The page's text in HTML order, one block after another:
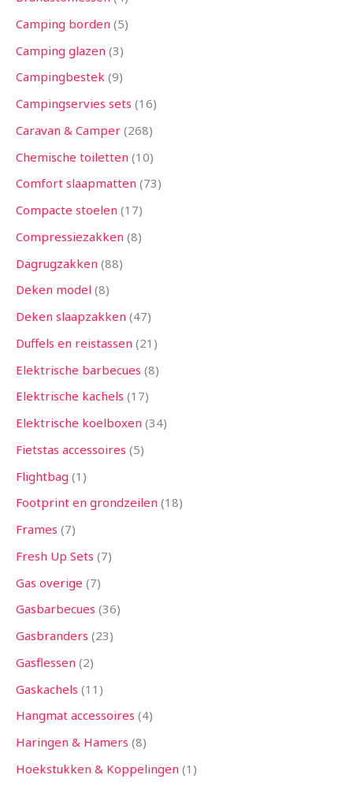
Camping borden 5
Camping glazen 3
Campingbestek 9
Campingservies sets 16
Caravan & Camper 268
Chemische toiletten 10
Comfort slaapmatten 73
Compacte stoelen 17
Compressiezakken 8
Dagrugzakken 88
Deken model 8
Deken slaapzakken 47
Duffels en reistassen 21
Elektrische barbecues 8
Elektrische kachels 17
Elektrische koelboxen 34
Fietstas accessoires 5
Flightbag 1
Footprint en grondzeilen 18
Frames 7
Fresh Up Sets 7
Gas overige 7
Gasbarbecues 36
Gasbranders 23
Gasflessen 2
Gaskachels 11
Hangmat accessoires 4
Haringen & Hamers 8
Hoekstukken & Koppelingen 1